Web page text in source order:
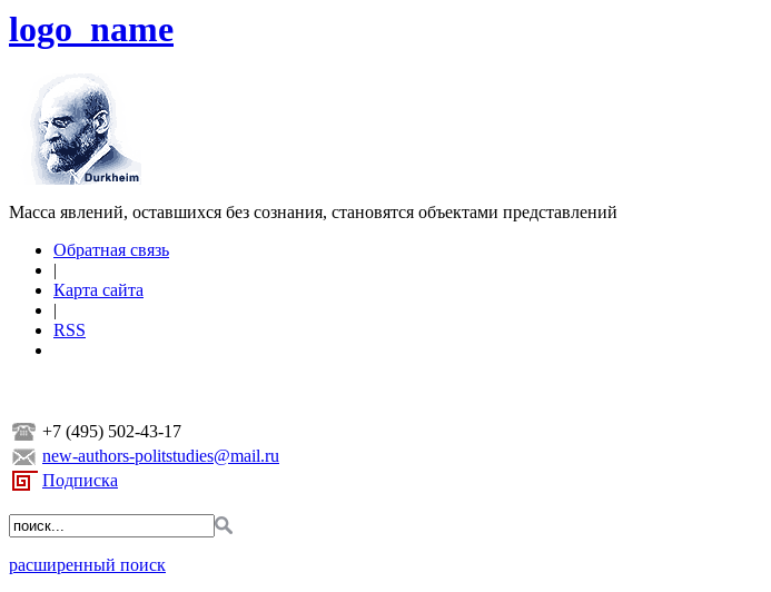
logo_name
Масса явлений, оставшихся без сознания, становятся объектами представлений
Обратная связь
|
Карта сайта
|
RSS
+7 (495) 502-43-17
new-authors-politstudies@mail.ru
Подписка
расширенный поиск